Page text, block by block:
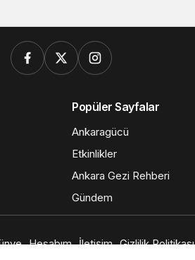
Popüler Sayfalar
Ankaragücü
Etkinlikler
Ankara Gezi Rehberi
Gündem
Hesabım İletişim Gizlilik Politikası
© Telif Hakkı 2026, Tüm Hakları Saklıdır